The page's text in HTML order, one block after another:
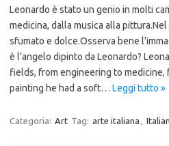
Leonardo è stato un genio in molti
medicina, dalla musica alla
sfumato e dolce.Osserva bene
è l’angelo dipinto da Leonardo?
fields, from engineering to medicine,
painting he had a soft… Leggi tutto »
Categoria: Art Tag: arte italiana